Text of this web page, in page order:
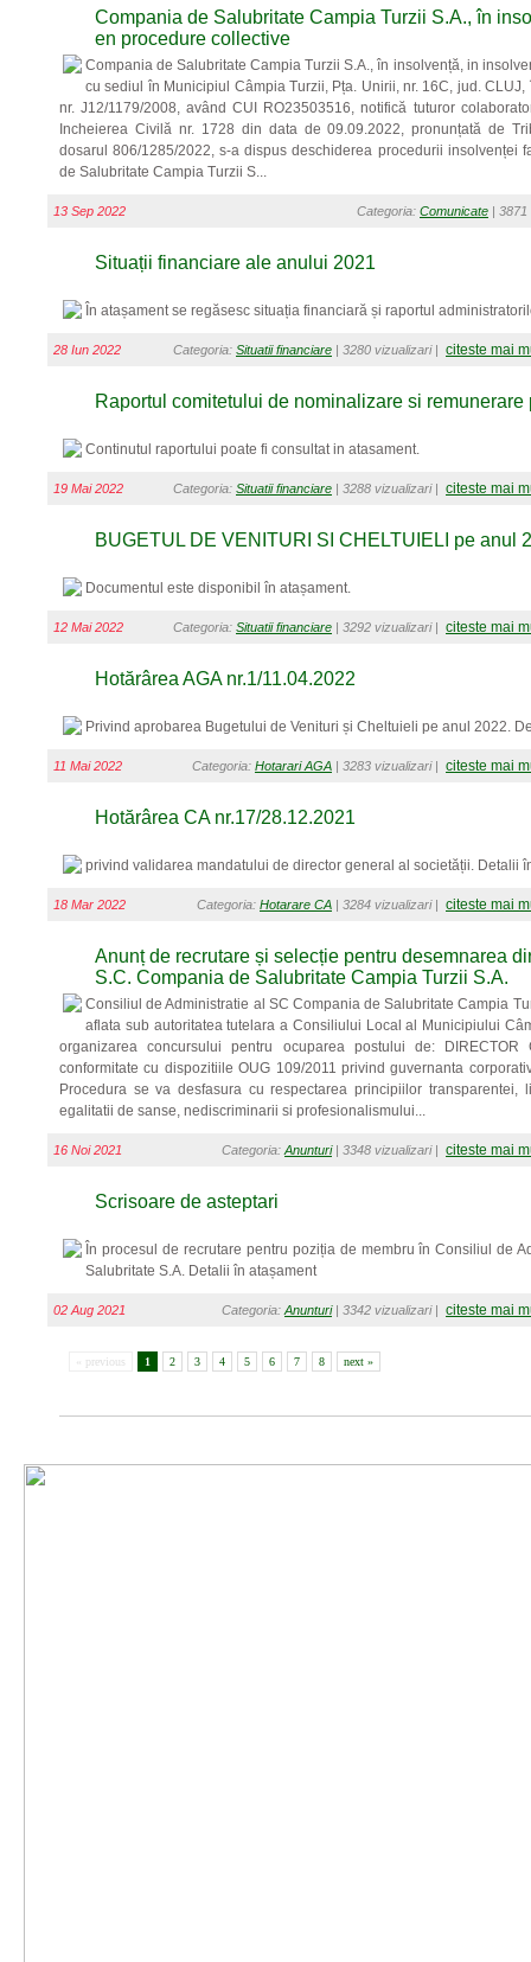
Compania de Salubritate Campia Turzii S.A., în
en procedure collective
Compania de Salubritate Campia Turzii S.A., în insolvență, in
cu sediul în Municipiul Câmpia Turzii, Pța. Unirii, nr. 16C, jud.
nr. J12/1179/2008, având CUI RO23503516, notifică tuturor
Incheierea Civilă nr. 1728 din data de 09.09.2022, pronunțată de
dosarul 806/1285/2022, s-a dispus deschiderea procedurii insolvenței
de Salubritate Campia Turzii S...
13 Sep 2022 Categoria: Comunicate |
Situații financiare ale anului 2021
În atașament se regăsesc situația financiară și raportul
28 Iun 2022 Categoria: Situatii financiare | 3280 vizualizari | citeste mai
Raportul comitetului de nominalizare si remunerare
Continutul raportului poate fi consultat in atasament.
19 Mai 2022 Categoria: Situatii financiare | 3288 vizualizari | citeste mai
BUGETUL DE VENITURI SI CHELTUIELI pe anul
Documentul este disponibil în atașament.
12 Mai 2022 Categoria: Situatii financiare | 3292 vizualizari | citeste mai
Hotărârea AGA nr.1/11.04.2022
Privind aprobarea Bugetului de Venituri și Cheltuieli pe anul 2022.
11 Mai 2022 Categoria: Hotarari AGA | 3283 vizualizari | citeste mai
Hotărârea CA nr.17/28.12.2021
privind validarea mandatului de director general al societății. Detalii
18 Mar 2022 Categoria: Hotarare CA | 3284 vizualizari | citeste mai
Anunț de recrutare și selecție pentru desemnarea
S.C. Compania de Salubritate Campia Turzii S.A.
Consiliul de Administratie al SC Compania de Salubritate Campia
aflata sub autoritatea tutelara a Consiliului Local al Municipiului
organizarea concursului pentru ocuparea postului de:
conformitate cu dispozitiile OUG 109/2011 privind guvernanta
Procedura se va desfasura cu respectarea principiilor transparentei,
egalitatii de sanse, nediscriminarii si profesionalismului...
16 Noi 2021 Categoria: Anunturi| 3348 vizualizari | citeste mai
Scrisoare de asteptari
În procesul de recrutare pentru poziția de membru în Consiliul de
Salubritate S.A. Detalii în atașament
02 Aug 2021 Categoria: Anunturi| 3342 vizualizari | citeste mai
« previous 1 2 3 4 5 6 7 8 next »